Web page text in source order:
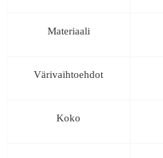
Materiaali
Värivaihtoehdot
Koko